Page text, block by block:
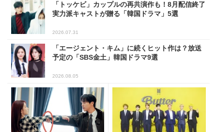
「トッケビ」カップルの再共演作も！8月配信終了
実力派キャストが贈る「韓国ドラマ」5選
2026.07.31
「エージェント・キム」に続くヒット作は？放送
予定の「SBS金土」韓国ドラマ9選
2026.08.05